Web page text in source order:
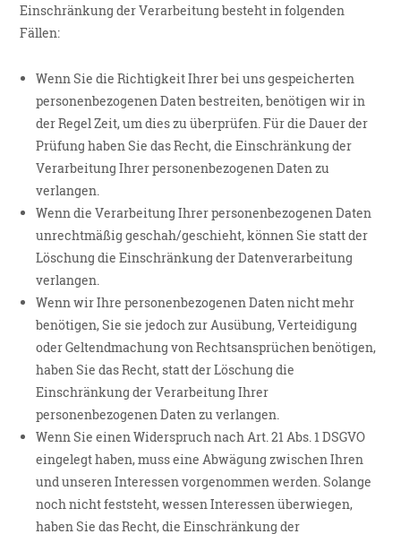
Einschränkung der Verarbeitung besteht in folgenden
Fällen:
Wenn Sie die Richtigkeit Ihrer bei uns gespeicherten
personenbezogenen Daten bestreiten, benötigen wir in
der Regel Zeit, um dies zu überprüfen. Für die Dauer der
Prüfung haben Sie das Recht, die Einschränkung der
Verarbeitung Ihrer personenbezogenen Daten zu
verlangen.
Wenn die Verarbeitung Ihrer personenbezogenen Daten
unrechtmäßig geschah/geschieht, können Sie statt der
Löschung die Einschränkung der Datenverarbeitung
verlangen.
Wenn wir Ihre personenbezogenen Daten nicht mehr
benötigen, Sie sie jedoch zur Ausübung, Verteidigung
oder Geltendmachung von Rechtsansprüchen benötigen,
haben Sie das Recht, statt der Löschung die
Einschränkung der Verarbeitung Ihrer
personenbezogenen Daten zu verlangen.
Wenn Sie einen Widerspruch nach Art. 21 Abs. 1 DSGVO
eingelegt haben, muss eine Abwägung zwischen Ihren
und unseren Interessen vorgenommen werden. Solange
noch nicht feststeht, wessen Interessen überwiegen,
haben Sie das Recht, die Einschränkung der